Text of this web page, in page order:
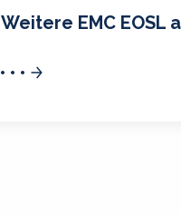
Weitere EMC EOSL